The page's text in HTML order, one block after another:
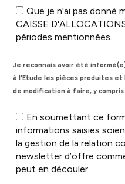
Que je n'ai pas donné
CAISSE
périodes mentionnées.
Je reconnais avoir été
à l'Etude les pièces produites et
de modification à faire, y
En soumettant ce
informations saisies
la gestion de la relation
newsletter d’offre
peut en découler.